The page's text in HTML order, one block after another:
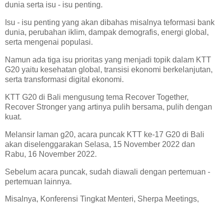
dunia serta isu - isu penting.
Isu - isu penting yang akan dibahas misalnya teformasi bank
dunia, perubahan iklim, dampak demografis, energi global,
serta mengenai populasi.
Namun ada tiga isu prioritas yang menjadi topik dalam KTT
G20 yaitu kesehatan global, transisi ekonomi berkelanjutan,
serta transformasi digital ekonomi.
KTT G20 di Bali mengusung tema Recover Together,
Recover Stronger yang artinya pulih bersama, pulih dengan
kuat.
Melansir laman g20, acara puncak KTT ke-17 G20 di Bali
akan diselenggarakan Selasa, 15 November 2022 dan
Rabu, 16 November 2022.
Sebelum acara puncak, sudah diawali dengan pertemuan -
pertemuan lainnya.
Misalnya, Konferensi Tingkat Menteri, Sherpa Meetings,